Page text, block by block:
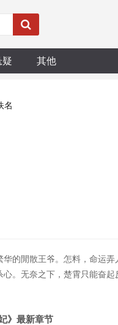
疑 其他
名
的閒散王爷。怎料，命运
。无奈之下，楚霄只能奋
》最新章节